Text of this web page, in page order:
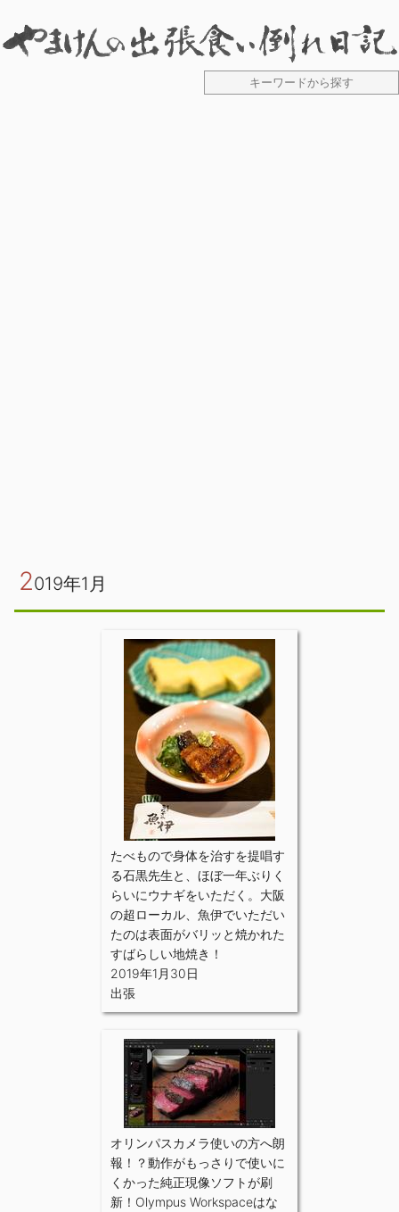
2019年1月
たべもので身体を治すを提唱す
る石黒先生と、ほぼ一年ぶりく
らいにウナギをいただく。大阪
の超ローカル、魚伊でいただい
たのは表面がバリッと焼かれた
すばらしい地焼き！
2019年1月30日
出張
オリンパスカメラ使いの方へ朗
報！？動作がもっさりで使いに
くかった純正現像ソフトが刷
新！Olympus Workspaceはな